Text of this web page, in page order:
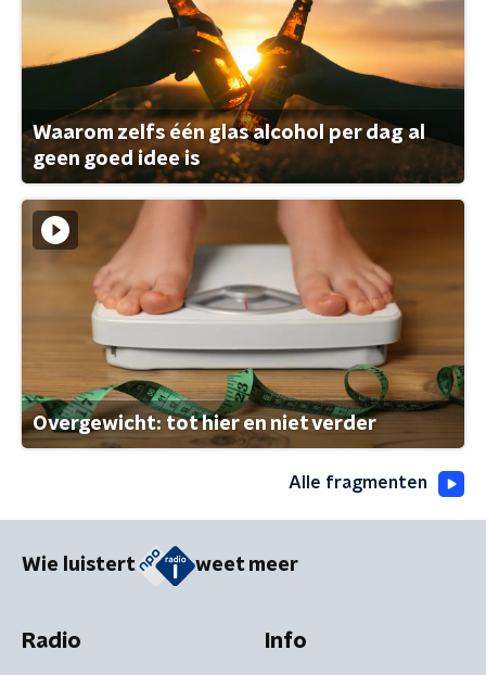
Waarom zelfs één glas alcohol per dag al
geen goed idee is
Overgewicht: tot hier en niet verder
Alle fragmenten
Wie luistert weet meer
Radio Info